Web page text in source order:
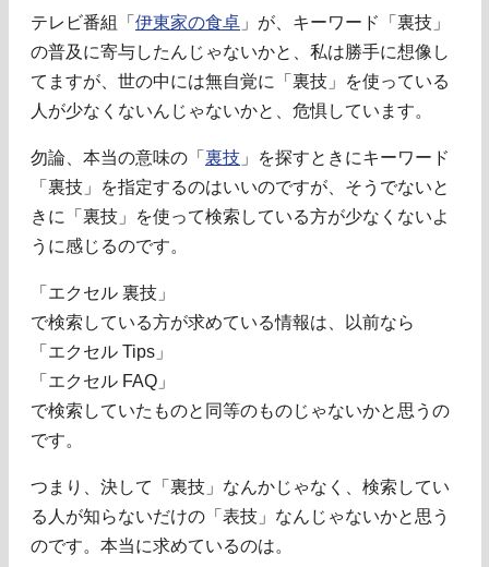
テレビ番組「 伊東家の食卓 」が、キーワード「裏技」
の普及に寄与したんじゃないかと、私は勝手に想像し
てますが、世の中には無自覚に「裏技」を使っている
人が少なくないんじゃないかと、危惧しています。
勿論、本当の意味の「 裏技 」を探すときにキーワード
「裏技」を指定するのはいいのですが、そうでないと
きに「裏技」を使って検索している方が少なくないよ
うに感じるのです。
「エクセル 裏技」
で検索している方が求めている情報は、以前なら
「エクセル Tips」
「エクセル FAQ」
で検索していたものと同等のものじゃないかと思うの
です。
つまり、決して「裏技」なんかじゃなく、検索してい
る人が知らないだけの「表技」なんじゃないかと思う
のです。本当に求めているのは。